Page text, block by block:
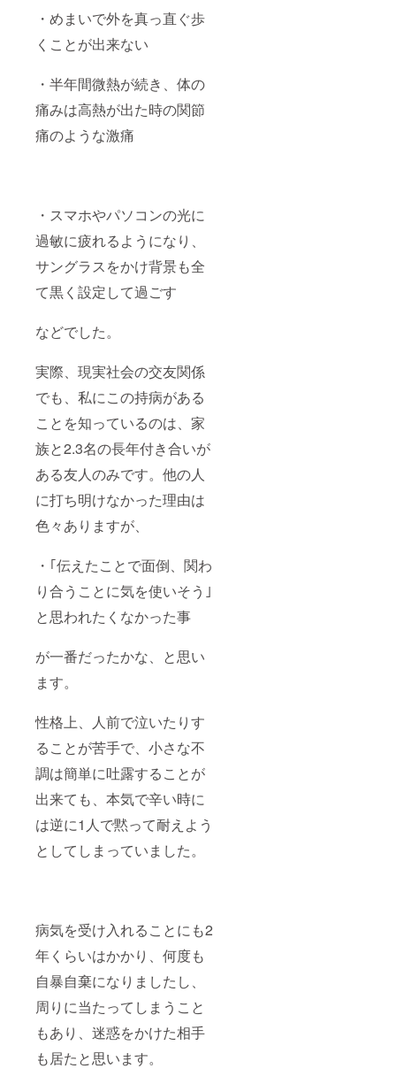
・めまいで外を真っ直ぐ歩
くことが出来ない
・半年間微熱が続き、体の
痛みは高熱が出た時の関節
痛のような激痛
・スマホやパソコンの光に
過敏に疲れるようになり、
サングラスをかけ背景も全
て黒く設定して過ごす
などでした。
実際、現実社会の交友関係
でも、私にこの持病がある
ことを知っているのは、家
族と2.3名の長年付き合いが
ある友人のみです。他の人
に打ち明けなかった理由は
色々ありますが、
・｢伝えたことで面倒、関わ
り合うことに気を使いそう｣
と思われたくなかった事
が一番だったかな、と思い
ます。
性格上、人前で泣いたりす
ることが苦手で、小さな不
調は簡単に吐露することが
出来ても、本気で辛い時に
は逆に1人で黙って耐えよう
としてしまっていました。
病気を受け入れることにも2
年くらいはかかり、何度も
自暴自棄になりましたし、
周りに当たってしまうこと
もあり、迷惑をかけた相手
も居たと思います。